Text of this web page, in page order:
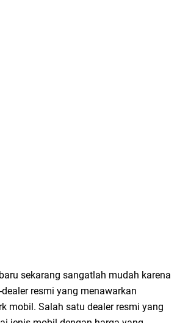
sekarang sangatlah mudah karena
resmi yang menawarkan
mobil. Salah satu dealer resmi yang